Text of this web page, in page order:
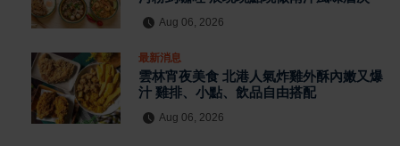
Aug 06, 2026
最新消息
雲林宵夜美食 北港人氣炸雞外酥內嫩又爆
汁 雞排、小點、飲品自由搭配
Aug 06, 2026